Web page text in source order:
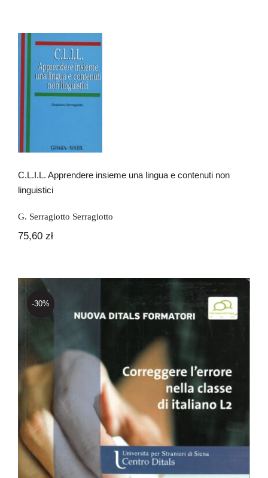
C.L.I.L. Apprendere insieme una
lingua e contenuti non linguistici
C.L.I.L. Apprendere insieme una lingua e contenuti non
linguistici
G. Serragiotto Serragiotto
75,60 zł
-30%
Correggere l’errore nella classe di
italiano L2